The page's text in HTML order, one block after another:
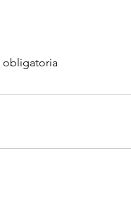
obligatoria